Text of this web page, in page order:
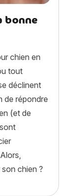
bonne
chien en
tout
déclinent
de répondre
(et de
chien ?